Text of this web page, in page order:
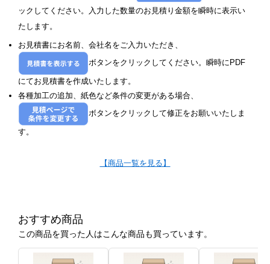
ックしてください。入力した数量のお見積り金額を瞬時に表示い
たします。
お見積書にお名前、会社名をご入力いただき、
ボタンをクリックしてください。瞬時にPDF
にてお見積書を作成いたします。
各種加工の追加、紙色など条件の変更がある場合、
ボタンをクリックして修正をお願いいたしま
す。
【商品一覧を見る】
おすすめ商品
この商品を買った人はこんな商品も買っています。